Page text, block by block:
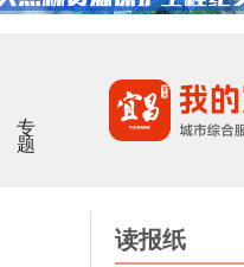
专题
读报纸